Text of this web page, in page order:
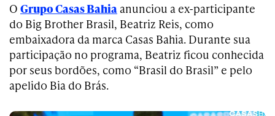
O Grupo Casas Bahia anunciou a ex-participante
do Big Brother Brasil, Beatriz Reis, como
embaixadora da marca Casas Bahia. Durante sua
participação no programa, Beatriz ficou conhecida
por seus bordões, como “Brasil do Brasil” e pelo
apelido Bia do Brás.